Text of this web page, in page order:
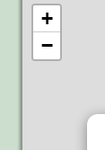
+
−